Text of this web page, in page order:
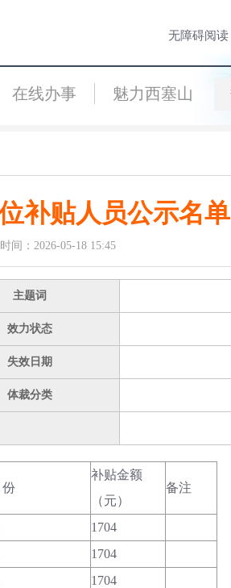
无障碍阅读
在线办事 魅力西塞山
补贴人员公示名单
：2026-05-18 15:45
主题词
效力状态
失效日期
体裁分类
补贴金额
（元）
备注
1704
1704
1704